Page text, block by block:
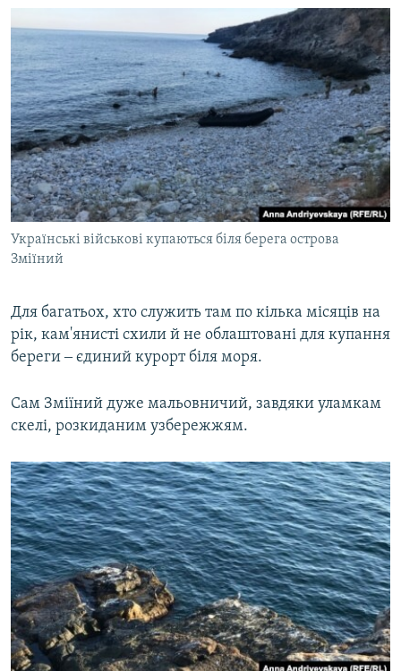
Українські військові купаються біля берега острова
Зміїний
Для багатьох, хто служить там по кілька місяців на
рік, кам'янисті схили й не облаштовані для купання
береги ‒ єдиний курорт біля моря.
Сам Зміїний дуже мальовничий, завдяки уламкам
скелі, розкиданим узбережжям.